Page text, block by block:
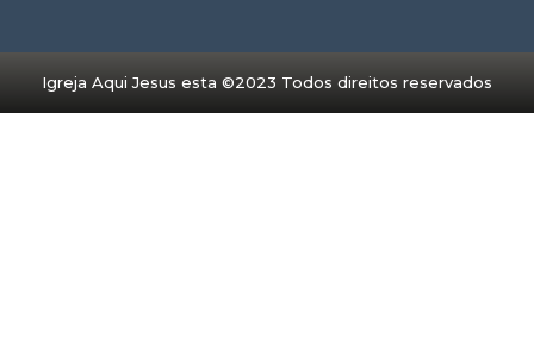
Igreja Aqui Jesus esta ©2023 Todos direitos reservados